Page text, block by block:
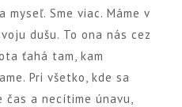
Sme viac. Máme v
dušu. To ona nás cez
ťahá tam, kam
Pri všetko, kde sa
a necítime únavu,